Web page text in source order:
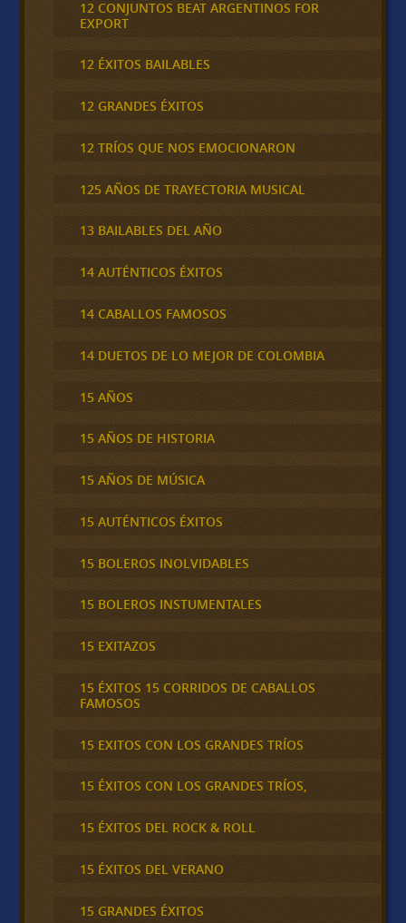
12 CONJUNTOS BEAT ARGENTINOS FOR
EXPORT
12 ÉXITOS BAILABLES
12 GRANDES ÉXITOS
12 TRÍOS QUE NOS EMOCIONARON
125 AÑOS DE TRAYECTORIA MUSICAL
13 BAILABLES DEL AÑO
14 AUTÉNTICOS ÉXITOS
14 CABALLOS FAMOSOS
14 DUETOS DE LO MEJOR DE COLOMBIA
15 AÑOS
15 AÑOS DE HISTORIA
15 AÑOS DE MÚSICA
15 AUTÉNTICOS ÉXITOS
15 BOLEROS INOLVIDABLES
15 BOLEROS INSTUMENTALES
15 EXITAZOS
15 ÉXITOS 15 CORRIDOS DE CABALLOS
FAMOSOS
15 EXITOS CON LOS GRANDES TRÍOS
15 ÉXITOS CON LOS GRANDES TRÍOS,
15 ÉXITOS DEL ROCK & ROLL
15 ÉXITOS DEL VERANO
15 GRANDES ÉXITOS